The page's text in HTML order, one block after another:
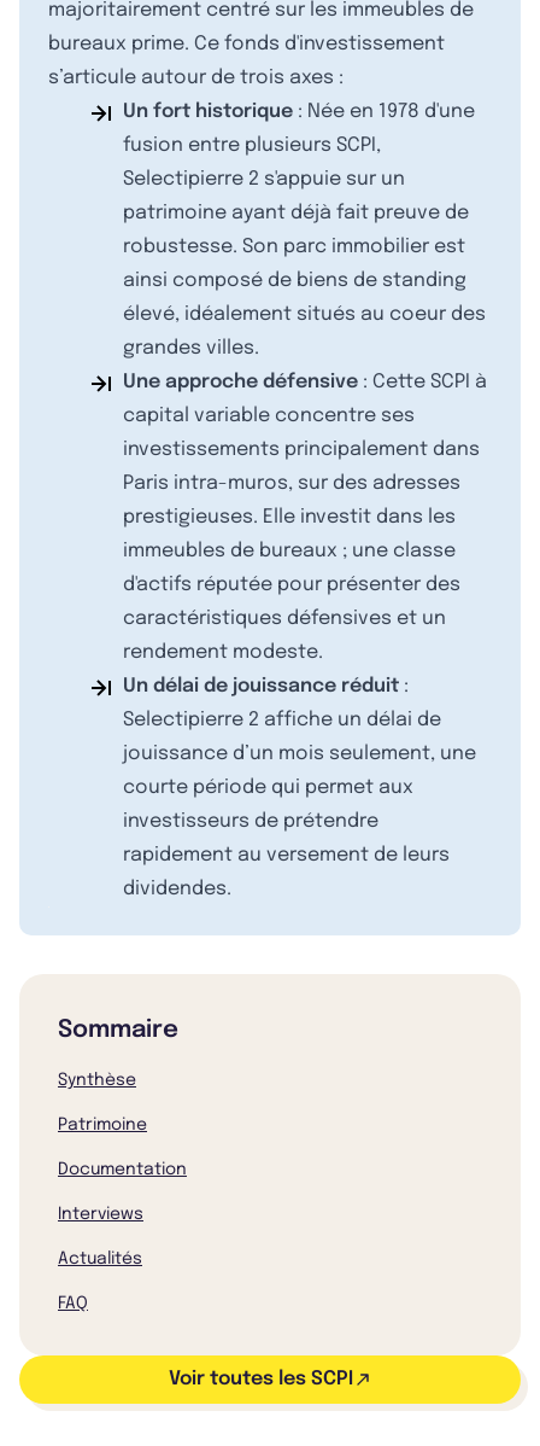
majoritairement centré sur les immeubles de
bureaux prime. Ce fonds d'investissement
s’articule autour de trois axes :
Un fort historique : Née en 1978 d'une
fusion entre plusieurs SCPI,
Selectipierre 2 s'appuie sur un
patrimoine ayant déjà fait preuve de
robustesse. Son parc immobilier est
ainsi composé de biens de standing
élevé, idéalement situés au coeur des
grandes villes.
Une approche défensive : Cette SCPI à
capital variable concentre ses
investissements principalement dans
Paris intra-muros, sur des adresses
prestigieuses. Elle investit dans les
immeubles de bureaux ; une classe
d'actifs réputée pour présenter des
caractéristiques défensives et un
rendement modeste.
Un délai de jouissance réduit :
Selectipierre 2 affiche un délai de
jouissance d’un mois seulement, une
courte période qui permet aux
investisseurs de prétendre
rapidement au versement de leurs
dividendes.
Sommaire
Synthèse
Patrimoine
Documentation
Interviews
Actualités
FAQ
Voir toutes les SCPI